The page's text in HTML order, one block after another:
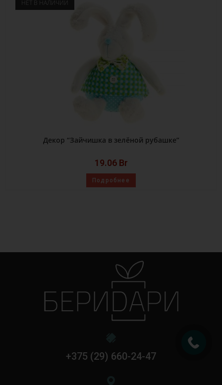
НЕТ В НАЛИЧИИ
Декор “Зайчишка в зелёной рубашке”
19.06 Br
Подробнее
+375 (29) 660-24-47